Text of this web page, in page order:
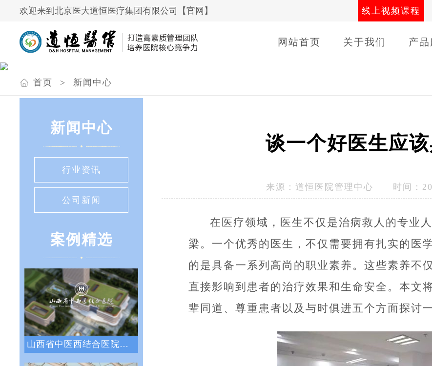
线上视频课程
欢迎来到北京医大道恒医疗集团有限公司【官网】
网站首页 关于我们 产品
首页 > 新闻中心
新闻中心
行业资讯
公司新闻
案例精选
山西省中医西结合医院战略绩效管理咨询项目
谈一个好医生应
来源： 道恒医院管理中心 时间：
在医疗领域，医生不仅是治病救人的专业
梁。一个优秀的医生，不仅需要拥有扎实的医
的是具备一系列高尚的职业素养。这些素养不
直接影响到患者的治疗效果和生命安全。本文
辈同道、尊重患者以及与时俱进五个方面探讨